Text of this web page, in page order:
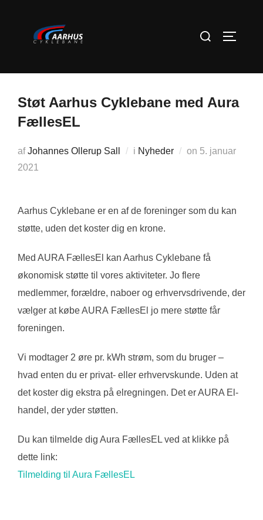
Søg
Støt Aarhus Cyklebane med Aura
FællesEL
afJohannes Ollerup Sall i Nyheder on Udgivet
5. januar
2021
Aarhus Cyklebane er en af de foreninger som du kan
støtte, uden det koster dig en krone.
Med AURA FællesEl kan Aarhus Cyklebane få
økonomisk støtte til vores aktiviteter. Jo flere
medlemmer, forældre, naboer og erhvervsdrivende, der
vælger at købe AURA FællesEl jo mere støtte får
foreningen.
Vi modtager 2 øre pr. kWh strøm, som du bruger –
hvad enten du er privat- eller erhvervskunde. Uden at
det koster dig ekstra på elregningen. Det er AURA El-
handel, der yder støtten.
Du kan tilmelde dig Aura FællesEL ved at klikke på
dette link:
Tilmelding til Aura FællesEL